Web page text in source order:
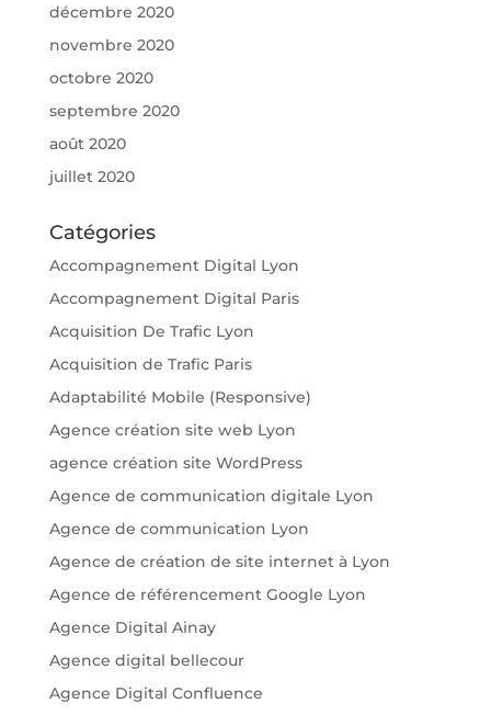
décembre 2020
novembre 2020
octobre 2020
septembre 2020
août 2020
juillet 2020
Catégories
Accompagnement Digital Lyon
Accompagnement Digital Paris
Acquisition De Trafic Lyon
Acquisition de Trafic Paris
Adaptabilité Mobile (Responsive)
Agence création site web Lyon
agence création site WordPress
Agence de communication digitale Lyon
Agence de communication Lyon
Agence de création de site internet à Lyon
Agence de référencement Google Lyon
Agence Digital Ainay
Agence digital bellecour
Agence Digital Confluence